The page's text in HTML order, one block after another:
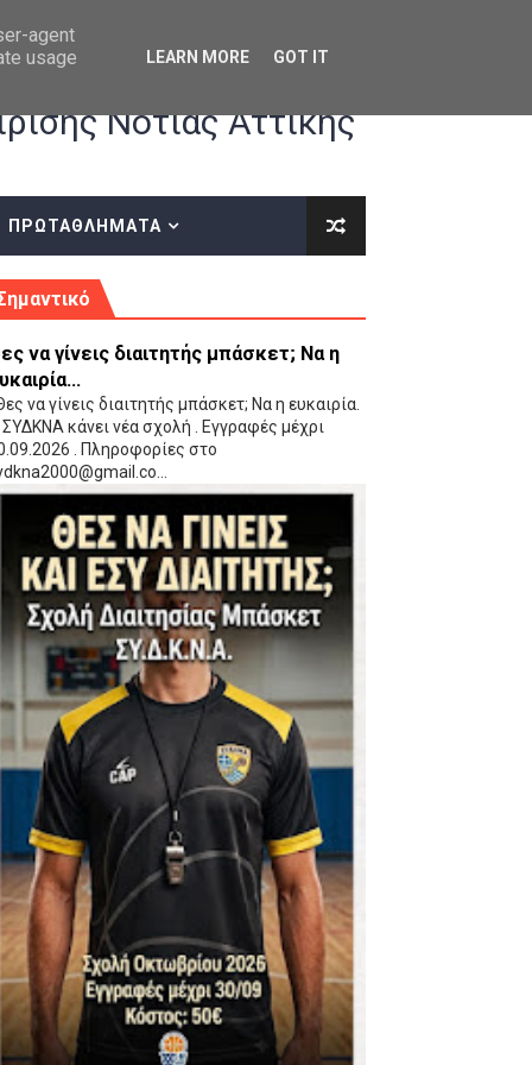
οδηγίες επί του ΚΑΝΟΝΙΣΜΟΥ ΕΓΓΡΑΦΩΝ-ΜΕΤΑΓΡΑΦΩΝ ΤΗΣ
(VIDEO)
-ΕΘΝΙΚΟΣ ΛΑΓΥΝΩΝ
- Στον τελικό με Ερμή Αργ. νίκησε 72-54 το Πέρα
-ΠΕΡΑ (21.30)
στην Ένωση
-20 77-69 την φοβερή Προοδευτική
Νότιας Αττικής
ΠΡΩΤΑΘΛΗΜΑΤΑ
να γίνεις διαιτητής μπάσκετ; Να η
να γίνεις διαιτητής μπάσκετ; Να η ευκαιρία.
κάνει νέα σχολή . Εγγραφές μέχρι
. Πληροφορίες στο
agent
usage
LEARN MORE GOT IT